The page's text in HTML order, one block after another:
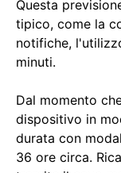
Questa
tipico, come la
notifiche,
minuti.
Dal momento
dispositivo in
durata con
36 ore circa.